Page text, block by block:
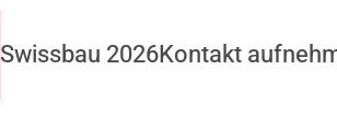
Swissbau 2026Kontakt